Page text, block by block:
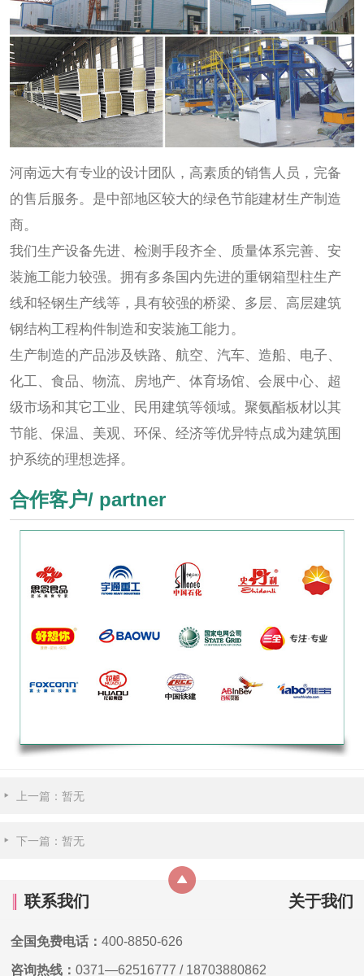
河南远大有专业的设计团队，高素质的销售人员，完备
的售后服务。是中部地区较大的绿色节能建材生产制造
商。
我们生产设备先进、检测手段齐全、质量体系完善、安
装施工能力较强。拥有多条国内先进的重钢箱型柱生产
线和轻钢生产线等，具有较强的桥梁、多层、高层建筑
钢结构工程构件制造和安装施工能力。
生产制造的产品涉及铁路、航空、汽车、造船、电子、
化工、食品、物流、房地产、体育场馆、会展中心、超
级市场和其它工业、民用建筑等领域。聚氨酯板材以其
节能、保温、美观、环保、经济等优异特点成为建筑围
护系统的理想选择。
合作客户/ partner
上一篇：暂无
下一篇：暂无
联系我们 关于我们
全国免费电话：400-8850-626
咨询热线：0371—62516777 / 18703880862